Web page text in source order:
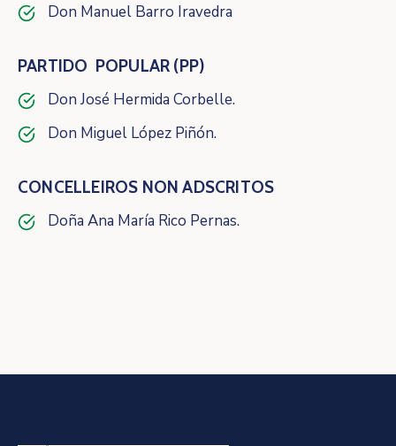
Don Manuel Barro Iravedra
PARTIDO POPULAR (PP)
Don José Hermida Corbelle.
Don Miguel López Piñón.
CONCELLEIROS NON ADSCRITOS
Doña Ana María Rico Pernas.